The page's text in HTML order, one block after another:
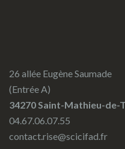
26 allée Eugène Saumade
(Entrée A)
34270 Saint-Mathieu-de-
04.67.06.07.55
contact.rise@scicifad.fr